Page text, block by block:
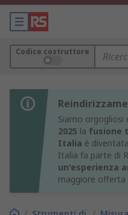
Codice costruttore
Siamo orgogliosi
2025 la fusione
Italia è
Italia fa parte di
un'esperienza
maggiore offerta